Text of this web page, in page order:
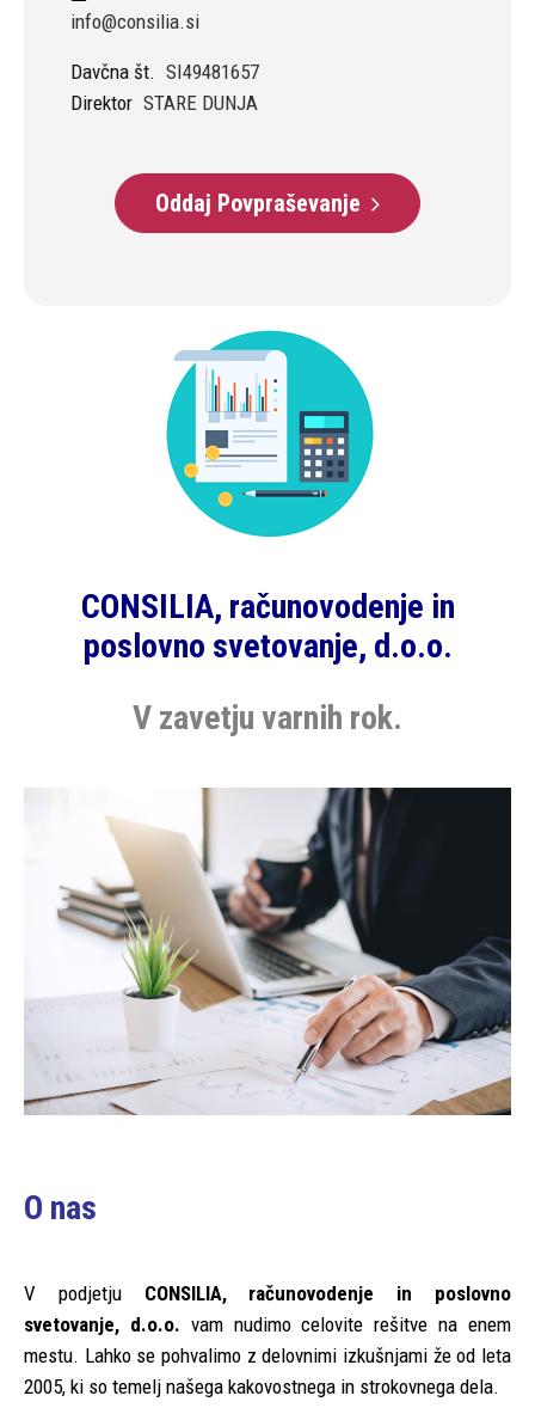
info@consilia.si
Davčna št. SI49481657
Direktor STARE DUNJA
Oddaj Povpraševanje
CONSILIA, računovodenje in
poslovno svetovanje, d.o.o.
V zavetju varnih rok.
O nas
V podjetjuCONSILIA, računovodenje in poslovno
svetovanje, d.o.o. vam nudimo celovite rešitve na enem
mestu. Lahko se pohvalimo z delovnimi izkušnjami že od leta
2005, ki so temelj našega kakovostnega in strokovnega dela.